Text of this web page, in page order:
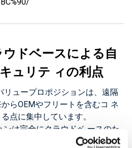
ドベースによる自
ュリテ ィの利点
リュープロポジションは、遠隔
らOEMやフリートを含むコ ネ
点に集中しています。
は完全にクラウドベ ースのた
ことができます。またクラウド